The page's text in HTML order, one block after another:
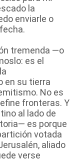
la
enviarle o
tremenda —o
es el
en su tierra
No es
fronteras. Y
al lado de
es porque
votada
aliado
verse